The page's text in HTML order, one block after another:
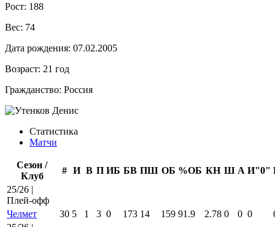
Рост: 188
Вес: 74
Дата рождения: 07.02.2005
Возраст: 21 год
Гражданство: Россия
Статистика
Матчи
Сезон /
Клуб
# И В П ИБ БВ ПШ ОБ %ОБ КН Ш А И"0"
25/26 |
Плей-офф
Челмет
30 5 1 3 0 173 14 159 91.9 2.78 0 0 0